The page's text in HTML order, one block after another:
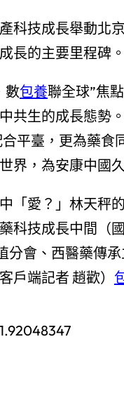
科技成長舉動北
長的主要里程碑。
數包養聯全球”焦
共生的成長態勢
平臺，更為藥食
界，為安康中國
「愛？」林天秤
科技成長中間（
會、西醫藥傳
戶端記者 趙歡）